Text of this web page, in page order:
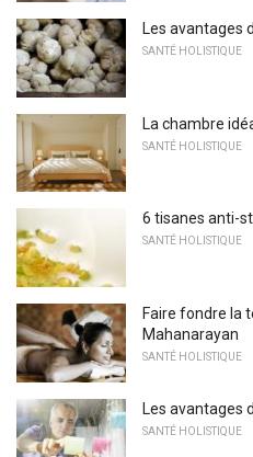
Les avantages
SANTÉ HOLISTIQUE
La chambre
SANTÉ HOLISTIQUE
6 tisanes anti-
SANTÉ HOLISTIQUE
Faire fondre la
Mahanarayan
SANTÉ HOLISTIQUE
Les avantages
SANTÉ HOLISTIQUE